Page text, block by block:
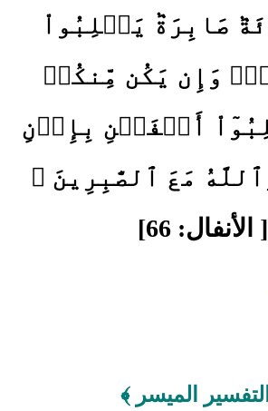
صَابِرَةٞ يَغۡلِبُواْ
وَإِن يَكُن مِّنكُمۡ
أَلۡفَيۡنِ بِإِذۡنِ
مَعَ ٱلصَّٰبِرِينَ ﴾
[ الأنفال: 66]
الميسر ﴾